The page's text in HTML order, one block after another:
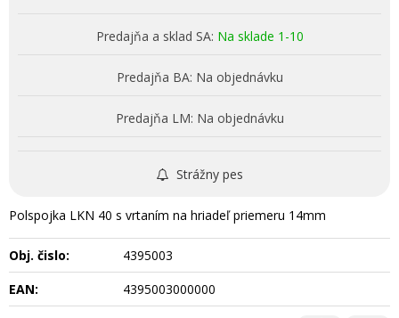
Predajňa a sklad SA: Na sklade 1-10
Predajňa BA: Na objednávku
Predajňa LM: Na objednávku
Strážny pes
Polspojka LKN 40 s vrtaním na hriadeľ priemeru 14mm
Obj. čislo:
4395003
EAN:
4395003000000